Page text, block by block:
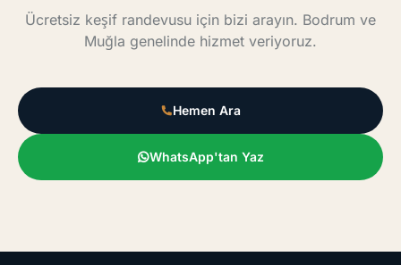
Ücretsiz keşif randevusu için bizi arayın. Bodrum ve
Muğla genelinde hizmet veriyoruz.
Hemen Ara
WhatsApp'tan Yaz